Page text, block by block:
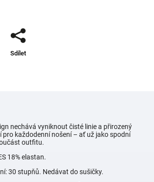
Sdílet
nechává vyniknout čisté linie a přirozený
pro každodenní nošení – ať už jako spodní
outfitu.
18% elastan.
30 stupňů. Nedávat do sušičky.